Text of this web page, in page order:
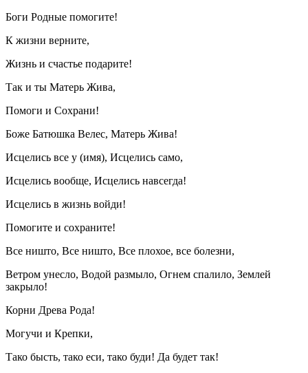
Боги Родные помогите!
К жизни верните,
Жизнь и счастье подарите!
Так и ты Матерь Жива,
Помоги и Сохрани!
Боже Батюшка Велес, Матерь Жива!
Исцелись все у (имя), Исцелись само,
Исцелись вообще, Исцелись навсегда!
Исцелись в жизнь войди!
Помогите и сохраните!
Все ништо, Все ништо, Все плохое, все болезни,
Ветром унесло, Водой размыло, Огнем спалило, Землей
закрыло!
Корни Древа Рода!
Могучи и Крепки,
Тако бысть, тако еси, тако буди! Да будет так!